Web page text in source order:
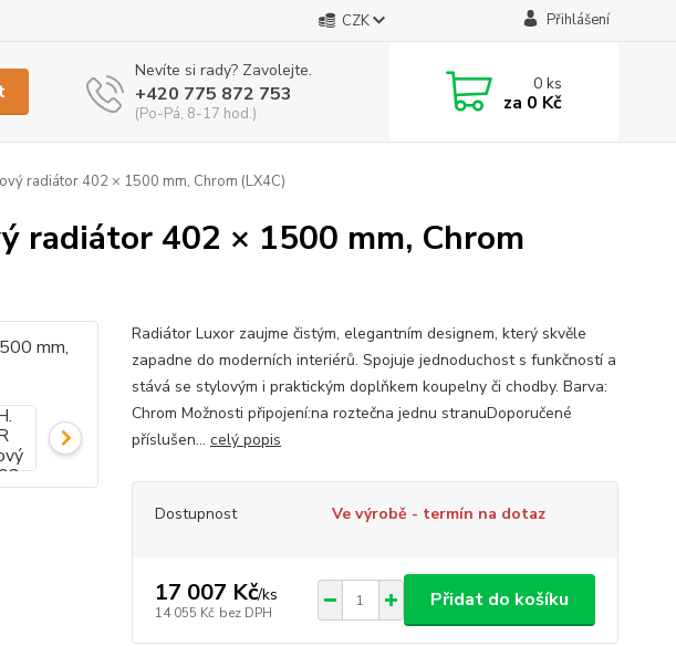
CZK Přihlášení
Nevíte si rady? Zavolejte.
+420 775 872 753
(Po-Pá, 8-17 hod.)
0ks
za 0 Kč
radiátor 402 × 1500 mm, Chrom (LX4C)
radiátor 402 × 1500 mm, Chrom
Radiátor Luxor zaujme čistým, elegantním designem, který skvěle
zapadne do moderních interiérů. Spojuje jednoduchost s funkčností a
stává se stylovým i praktickým doplňkem koupelny či chodby. Barva:
Chrom Možnosti připojení:na roztečna jednu stranuDoporučené
příslušen... celý popis
Dostupnost Ve výrobě - termín na dotaz
17 007 Kč/ks
14 055 Kč bez DPH
Přidat do košíku